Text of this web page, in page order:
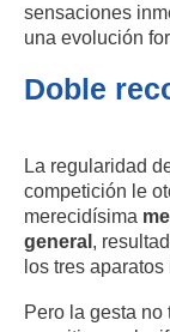
sensaciones
una evolución
Doble
La regularidad
competición le
merecidísima
general ,
los tres
Pero la gesta